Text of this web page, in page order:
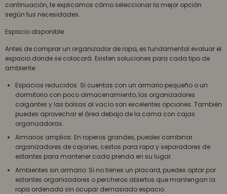
continuación, te explicamos cómo seleccionar la mejor opción
según tus necesidades.
Espacio disponible
Antes de comprar un organizador de ropa, es fundamental evaluar el
espacio donde se colocará. Existen soluciones para cada tipo de
ambiente:
Espacios reducidos: Si cuentas con un armario pequeño o un
dormitorio con poco almacenamiento, los organizadores
colgantes y las bolsas al vacío son excelentes opciones. También
puedes aprovechar el área debajo de la cama con cajas
organizadoras.
Armarios amplios: En roperos grandes, puedes combinar
organizadores de cajones, cestos para ropa y separadores de
estantes para mantener cada prenda en su lugar.
Ambientes sin armario: Si no tienes un placard, puedes optar por
estantes organizadores o percheros abiertos que mantengan la
ropa ordenada sin ocupar demasiado espacio.